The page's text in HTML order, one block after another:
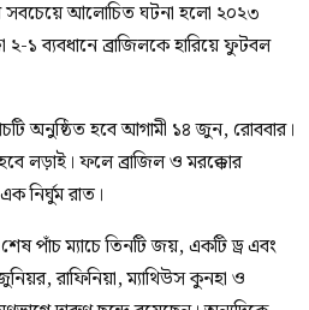
সবচেয়ে আলোচিত ঘটনা হলো ২০২৩
২-১ ব্যবধানে ব্রাজিলকে হারিয়ে ফুটবল
অনুষ্ঠিত হবে আগামী ১৪ জুন, রোববার।
লড়াই। ফলে ব্রাজিল ও মরক্কোর
নির্ঘুম রাত।
শেষ পাঁচ ম্যাচে তিনটি জয়, একটি ড্র এবং
রাফিনিয়া, ম্যাথিউস কুনহা ও